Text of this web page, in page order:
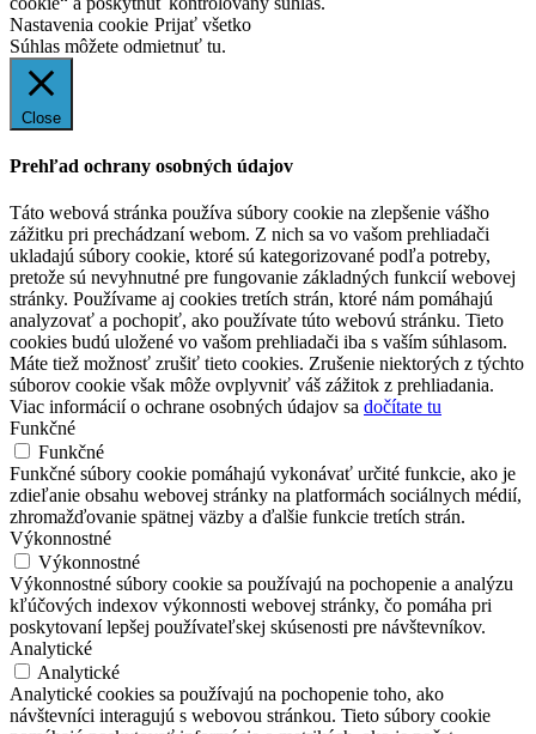
Nastavenia cookie Prijať všetko
Súhlas môžete odmietnuť tu.
Close
Prehľad ochrany osobných údajov
Táto webová stránka používa súbory cookie na zlepšenie vášho
zážitku pri prechádzaní webom. Z nich sa vo vašom prehliadači
ukladajú súbory cookie, ktoré sú kategorizované podľa potreby,
pretože sú nevyhnutné pre fungovanie základných funkcií webovej
stránky. Používame aj cookies tretích strán, ktoré nám pomáhajú
analyzovať a pochopiť, ako používate túto webovú stránku. Tieto
cookies budú uložené vo vašom prehliadači iba s vaším súhlasom.
Máte tiež možnosť zrušiť tieto cookies. Zrušenie niektorých z týchto
súborov cookie však môže ovplyvniť váš zážitok z prehliadania.
Viac informácií o ochrane osobných údajov sa dočítate tu
Funkčné
Funkčné
Funkčné súbory cookie pomáhajú vykonávať určité funkcie, ako je
zdieľanie obsahu webovej stránky na platformách sociálnych médií,
zhromažďovanie spätnej väzby a ďalšie funkcie tretích strán.
Výkonnostné
Výkonnostné
Výkonnostné súbory cookie sa používajú na pochopenie a analýzu
kľúčových indexov výkonnosti webovej stránky, čo pomáha pri
poskytovaní lepšej používateľskej skúsenosti pre návštevníkov.
Analytické
Analytické
Analytické cookies sa používajú na pochopenie toho, ako
návštevníci interagujú s webovou stránkou. Tieto súbory cookie